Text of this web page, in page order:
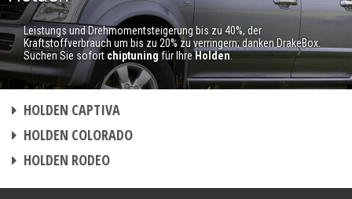
Leistungs und Drehmomentsteigerung bis zu 40%, der
Kraftstoffverbrauch um bis zu 20% zu verringern; danken DrakeBox.
Suchen Sie sofort chiptuningfür IhreHolden.
HOLDEN CAPTIVA
HOLDEN COLORADO
HOLDEN RODEO